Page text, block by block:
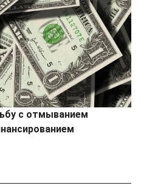
с отмыванием